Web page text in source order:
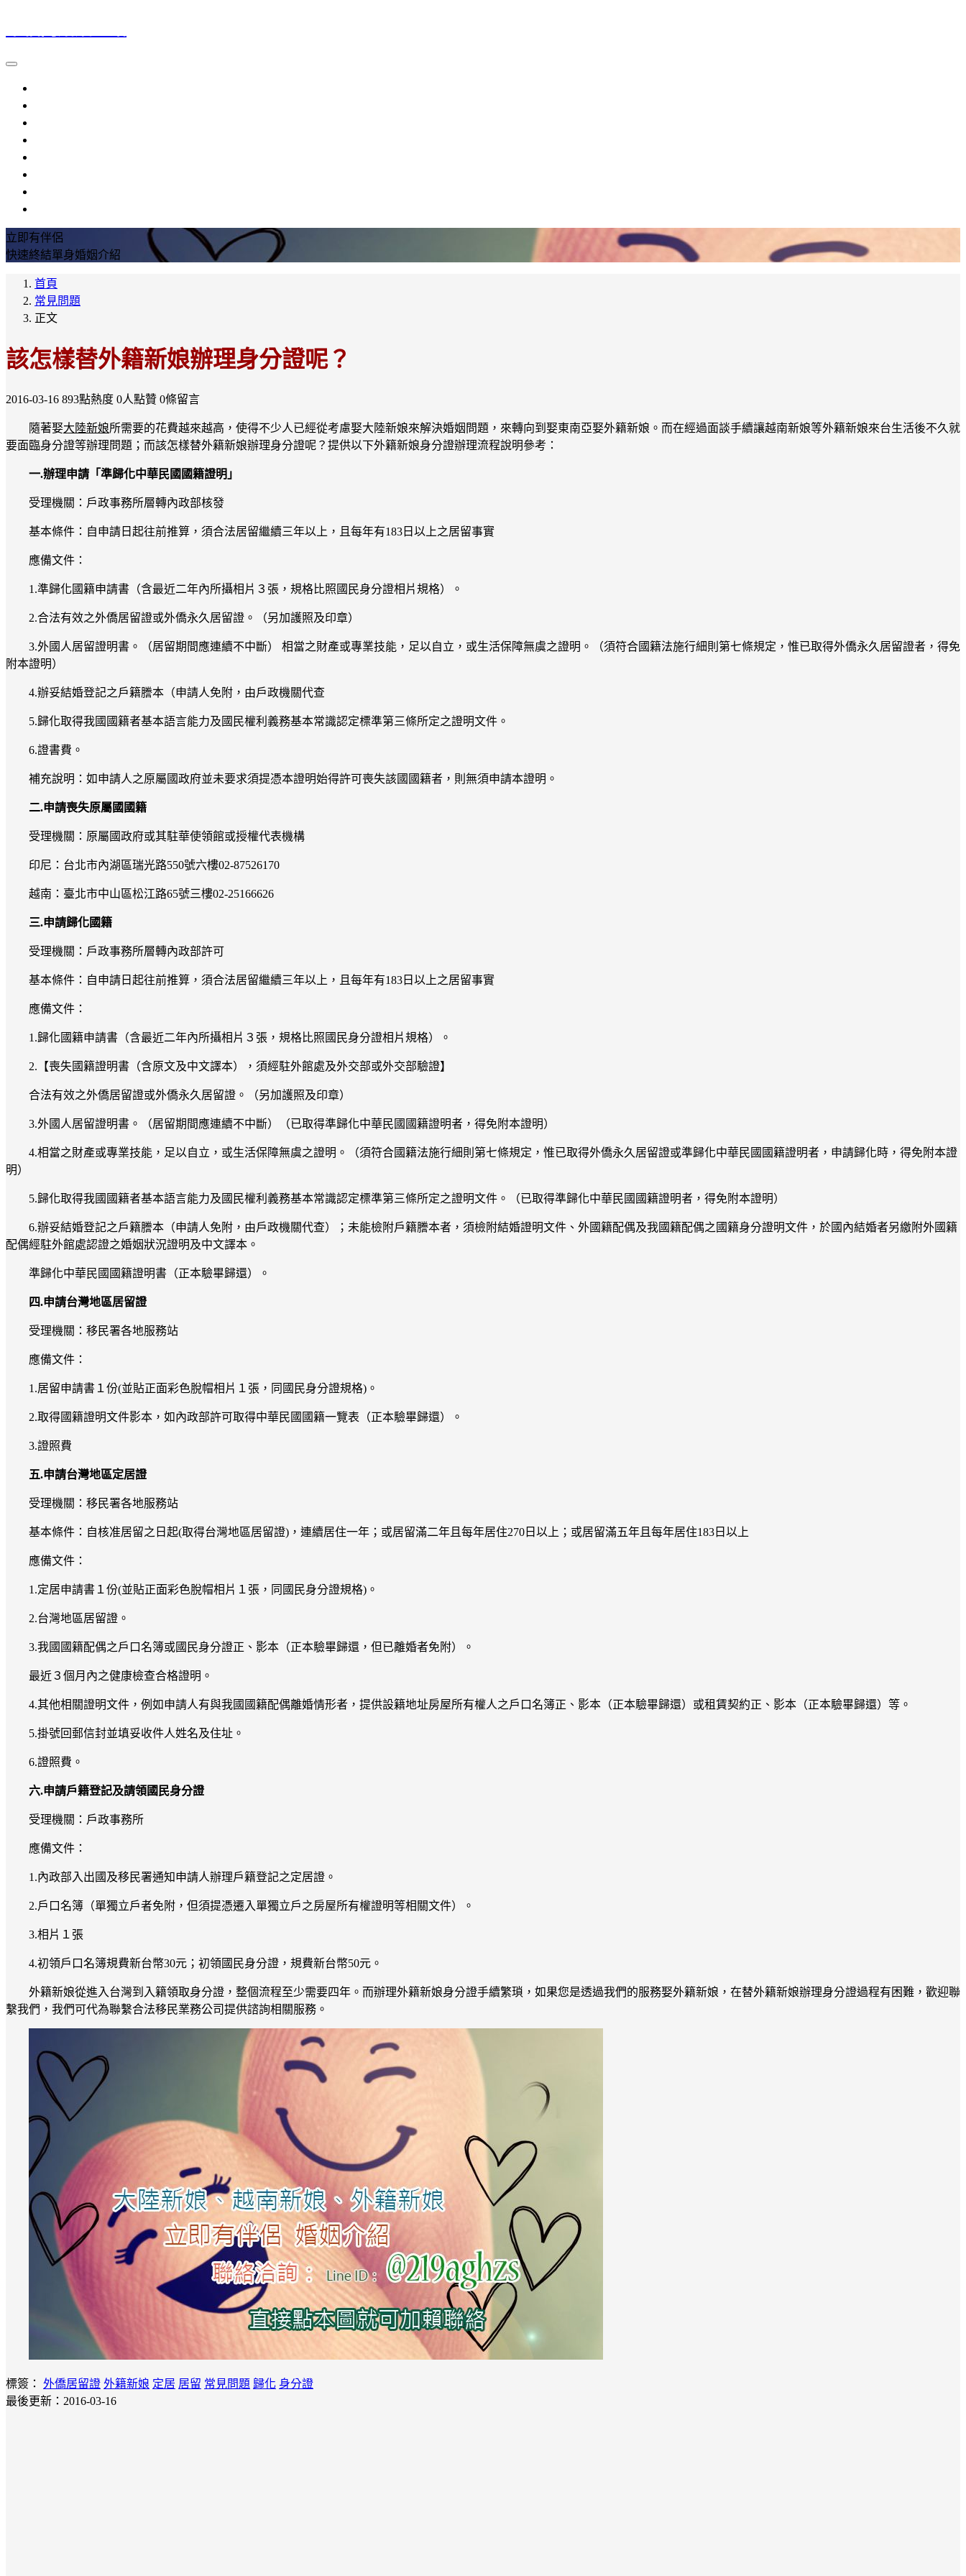
立即有伴侶
快速終結單身婚姻介紹
首頁
常見問題
正文
該怎樣替外籍新娘辦理身分證呢？
2016-03-16 893點熱度 0人點贊 0條留言
隨著娶大陸新娘所需要的花費越來越高，使得不少人已經從考慮娶大陸新娘來解決婚姻問題，來轉向到娶東南亞娶外籍新娘。而在經過面談手續讓越南新娘等外籍新娘來台生活後不久就
要面臨身分證等辦理問題；而該怎樣替外籍新娘辦理身分證呢？提供以下外籍新娘身分證辦理流程說明參考：
一.辦理申請「準歸化中華民國國籍證明」
受理機關：戶政事務所層轉內政部核發
基本條件：自申請日起往前推算，須合法居留繼續三年以上，且每年有183日以上之居留事實
應備文件：
1.準歸化國籍申請書（含最近二年內所攝相片３張，規格比照國民身分證相片規格）。
2.合法有效之外僑居留證或外僑永久居留證。（另加護照及印章）
3.外國人居留證明書。（居留期間應連續不中斷） 相當之財產或專業技能，足以自立，或生活保障無虞之證明。（須符合國籍法施行細則第七條規定，惟已取得外僑永久居留證者，得免
附本證明）
4.辦妥結婚登記之戶籍謄本（申請人免附，由戶政機關代查
5.歸化取得我國國籍者基本語言能力及國民權利義務基本常識認定標準第三條所定之證明文件。
6.證書費。
補充說明：如申請人之原屬國政府並未要求須提憑本證明始得許可喪失該國國籍者，則無須申請本證明。
二.申請喪失原屬國國籍
受理機關：原屬國政府或其駐華使領館或授權代表機構
印尼：台北市內湖區瑞光路550號六樓02-87526170
越南：臺北市中山區松江路65號三樓02-25166626
三.申請歸化國籍
受理機關：戶政事務所層轉內政部許可
基本條件：自申請日起往前推算，須合法居留繼續三年以上，且每年有183日以上之居留事實
應備文件：
1.歸化國籍申請書（含最近二年內所攝相片３張，規格比照國民身分證相片規格）。
2.【喪失國籍證明書（含原文及中文譯本），須經駐外館處及外交部或外交部驗證】
合法有效之外僑居留證或外僑永久居留證。（另加護照及印章）
3.外國人居留證明書。（居留期間應連續不中斷）（已取得準歸化中華民國國籍證明者，得免附本證明）
4.相當之財產或專業技能，足以自立，或生活保障無虞之證明。（須符合國籍法施行細則第七條規定，惟已取得外僑永久居留證或準歸化中華民國國籍證明者，申請歸化時，得免附本證
明）
5.歸化取得我國國籍者基本語言能力及國民權利義務基本常識認定標準第三條所定之證明文件。（已取得準歸化中華民國國籍證明者，得免附本證明）
6.辦妥結婚登記之戶籍謄本（申請人免附，由戶政機關代查）；未能檢附戶籍謄本者，須檢附結婚證明文件、外國籍配偶及我國籍配偶之國籍身分證明文件，於國內結婚者另繳附外國籍
配偶經駐外館處認證之婚姻狀況證明及中文譯本。
準歸化中華民國國籍證明書（正本驗畢歸還）。
四.申請台灣地區居留證
受理機關：移民署各地服務站
應備文件：
1.居留申請書１份(並貼正面彩色脫帽相片１張，同國民身分證規格)。
2.取得國籍證明文件影本，如內政部許可取得中華民國國籍一覽表（正本驗畢歸還）。
3.證照費
五.申請台灣地區定居證
受理機關：移民署各地服務站
基本條件：自核准居留之日起(取得台灣地區居留證)，連續居住一年；或居留滿二年且每年居住270日以上；或居留滿五年且每年居住183日以上
應備文件：
1.定居申請書１份(並貼正面彩色脫帽相片１張，同國民身分證規格)。
2.台灣地區居留證。
3.我國國籍配偶之戶口名簿或國民身分證正、影本（正本驗畢歸還，但已離婚者免附）。
最近３個月內之健康檢查合格證明。
4.其他相關證明文件，例如申請人有與我國國籍配偶離婚情形者，提供設籍地址房屋所有權人之戶口名簿正、影本（正本驗畢歸還）或租賃契約正、影本（正本驗畢歸還）等。
5.掛號回郵信封並填妥收件人姓名及住址。
6.證照費。
六.申請戶籍登記及請領國民身分證
受理機關：戶政事務所
應備文件：
1.內政部入出國及移民署通知申請人辦理戶籍登記之定居證。
2.戶口名簿（單獨立戶者免附，但須提憑遷入單獨立戶之房屋所有權證明等相關文件）。
3.相片１張
4.初領戶口名簿規費新台幣30元；初領國民身分證，規費新台幣50元。
外籍新娘從進入台灣到入籍領取身分證，整個流程至少需要四年。而辦理外籍新娘身分證手續繁瑣，如果您是透過我們的服務娶外籍新娘，在替外籍新娘辦理身分證過程有困難，歡迎聯
繫我們，我們可代為聯繫合法移民業務公司提供諮詢相關服務。
標簽： 外僑居留證 外籍新娘 定居 居留 常見問題 歸化 身分證
最後更新：2016-03-16